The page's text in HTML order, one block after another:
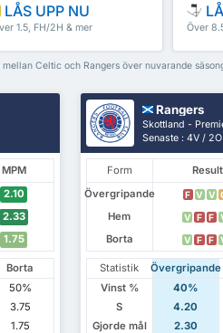
LÅS UPP NU
1.5, FH/2H & mer Över
Celtic och Rangers över nuvarande
MPM
2.10
2.33
1.75
Borta
50%
3.75
1.75
Rangers
Skottland -
Senaste : 4V /
Form
Övergripande
F V V
Hem
V F F
Borta
V F F
Statistik Övergripande
Vinst %
40%
S
4.20
Gjorde mål
2.30